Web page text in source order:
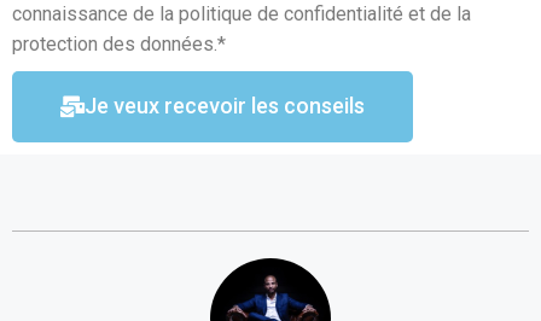
connaissance de la politique de confidentialité et de la
protection des données.*
Je veux recevoir les conseils